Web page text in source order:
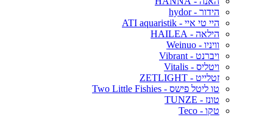
הידור - hydor
היי טי איי - ATI aquaristik
הילאה - HAILEA
וויניו - Weinuo
ויברנט - Vibrant
ויטליס - Vitalis
זטלייט - ZETLIGHT
טו ליטל פישס - Two Little Fishies
טונז - TUNZE
טקו - Teco